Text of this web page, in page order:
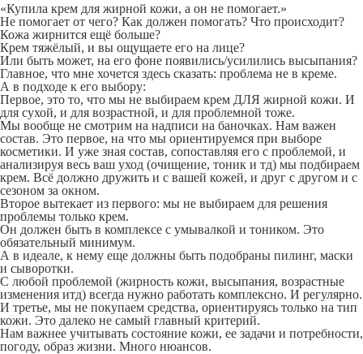
«Купила крем для жирной кожи, а он не помогает.»
Не помогает от чего? Как должен помогать? Что происходит?
Кожа жирнится ещё больше?
Крем тяжёлый, и вы ощущаете его на лице?
Или быть может, на его фоне появились/усилились высыпания?
Главное, что мне хочется здесь сказать: проблема не в креме.
А в подходе к его выбору:
Первое, это то, что мы не выбираем крем ДЛЯ жирной кожи. И
для сухой, и для возрастной, и для проблемной тоже.
Мы вообще не смотрим на надписи на баночках. Нам важен
состав. Это первое, на что мы ориентируемся при выборе
косметики. И уже зная состав, сопоставляя его с проблемой, и
анализируя весь ваш уход (очищение, тоник и тд) мы подбираем
крем. Всё должно дружить и с вашей кожей, и друг с другом и с
сезоном за окном.
Второе вытекает из первого: мы не выбираем для решения
проблемы только крем.
Он должен быть в комплексе с умывалкой и тоником. Это
обязательный минимум.
А в идеале, к нему еще должны быть подобраны пилинг, маски
и сыворотки.
С любой проблемой (жирность кожи, высыпания, возрастные
изменения итд) всегда нужно работать комплексно. И регулярно.
И третье, мы не покупаем средства, ориентируясь только на тип
кожи. Это далеко не самый главный критерий.
Нам важнее учитывать состояние кожи, ее задачи и потребности,
погоду, образ жизни. Много нюансов.